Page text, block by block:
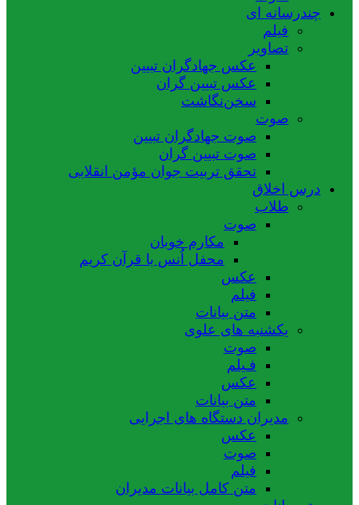
چندرسانه ای
فیلم
تصاویر
عکس جهادگران تبیین
عکس تبیین گران
سخن‌نگاشت
صوت
صوت جهادگران تبیین
صوت تبیین گران
تحقق تربیت جوان مؤمن انقلابی
درس اخلاق
طلاب
صوت
مکارم خوبان
محفل اُنس با قرآن کریم
عکس
فیلم
متن بیانات
یکشنبه های علوی
صوت
فـیلم
عکس
متن بیانات
مدیران دستگاه های اجرایی
عکس
صوت
فیلم
متن کامل بیانات مدیران